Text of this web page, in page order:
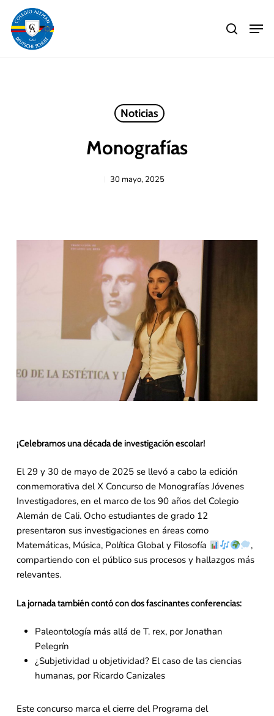
main
content
search
Noticias
Monografías
30 mayo, 2025
¡Celebramos una década de investigación escolar!
El 29 y 30 de mayo de 2025 se llevó a cabo la edición
conmemorativa del X Concurso de Monografías Jóvenes
Investigadores, en el marco de los 90 años del Colegio
Alemán de Cali. Ocho estudiantes de grado 12
presentaron sus investigaciones en áreas como
Matemáticas, Música, Política Global y Filosofía
,
compartiendo con el público sus procesos y hallazgos más
relevantes.
La jornada también contó con dos fascinantes conferencias:
Paleontología más allá de T. rex, por Jonathan
Pelegrín
¿Subjetividad u objetividad? El caso de las ciencias
humanas, por Ricardo Canizales
Este concurso marca el cierre del Programa del